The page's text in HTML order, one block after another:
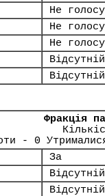
Не
Не
Не
Відсутній
Відсутній
Фракція
- 0
За
Відсутній
Відсутній